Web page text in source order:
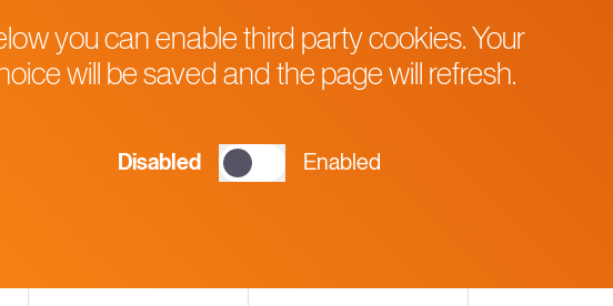
you can enable third party cookies. Your
will be saved and the page will refresh.
Disabled Enabled